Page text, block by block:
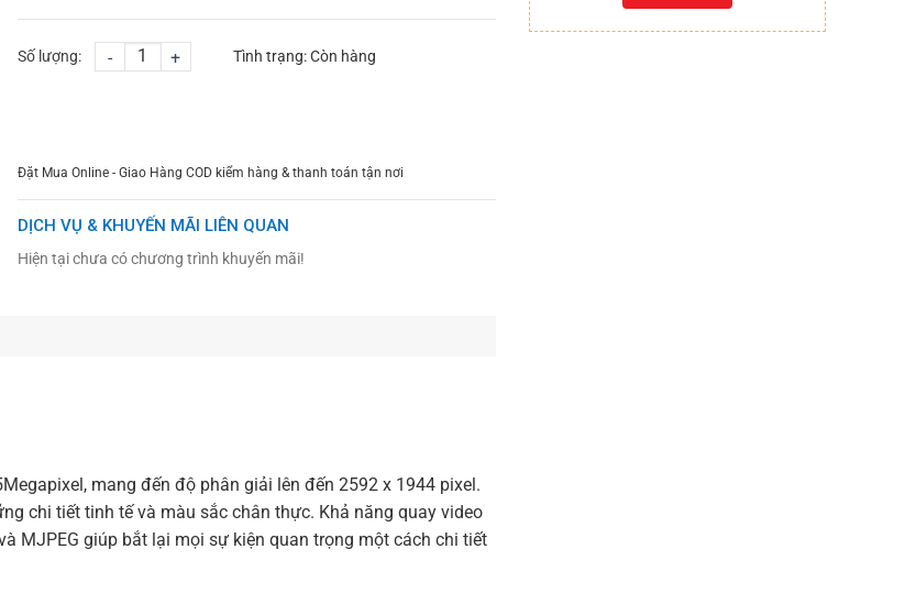
Số lượng: - + Tình trạng:Còn hàng
Đặt Mua Online - Giao Hàng COD kiểm hàng & thanh toán tận nơi
DỊCH VỤ & KHUYẾN MÃI LIÊN QUAN
Hiện tại chưa có chương trình khuyến mãi!
mang đến độ phân giải lên đến 2592 x 1944 pixel.
chi tiết tinh tế và màu sắc chân thực. Khả năng quay video
MJPEG giúp bắt lại mọi sự kiện quan trọng một cách chi tiết